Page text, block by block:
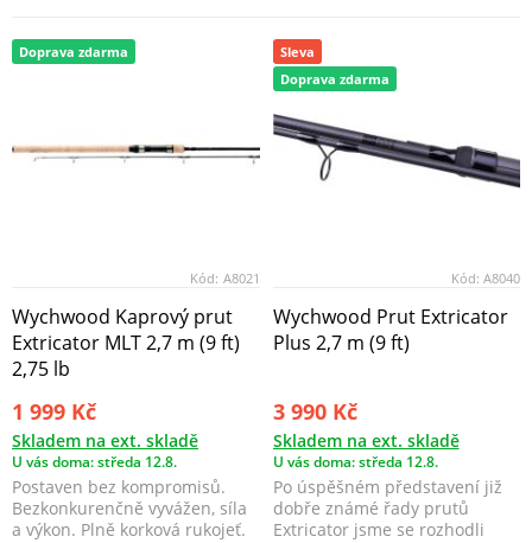
Doprava zdarma
Kód: A8021
Wychwood Kaprový prut
Extricator MLT 2,7 m (9 ft)
2,75 lb
1 999 Kč
Skladem na ext. skladě
U vás doma: středa 12.8.
Postaven bez kompromisů.
Bezkonkurenčně vyvážen, síla
a výkon. Plně korková rukojeť.
Sleva
Doprava zdarma
Kód: A8040
Wychwood Prut Extricator
Plus 2,7 m (9 ft)
3 990 Kč
Skladem na ext. skladě
U vás doma: středa 12.8.
Po úspěšném představení již
dobře známé řady prutů
Extricator jsme se rozhodli